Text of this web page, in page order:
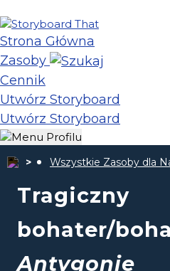
Strona Główna
Zasoby
Cennik
Utwórz Storyboard
Utwórz Storyboard
Wszystkie Zasoby dla
Tragiczny
bohater/
Antygonie